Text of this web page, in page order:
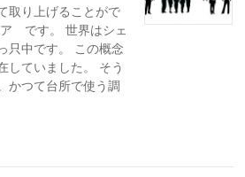
取り上げることがで
です。 世界はシェ
只中です。 この概念
ていました。 そう
かつて台所で使う調